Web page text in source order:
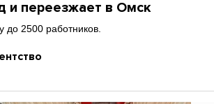
и переезжает в Омск
до 2500 работников.